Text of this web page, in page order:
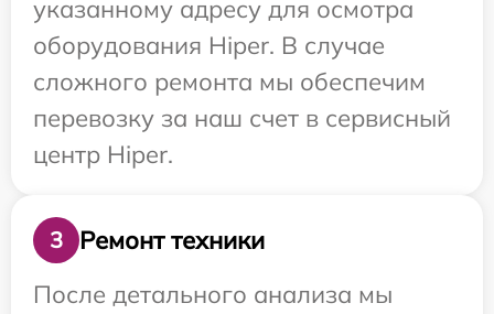
указанному адресу для осмотра
оборудования Hiper. В случае
сложного ремонта мы обеспечим
перевозку за наш счет в сервисный
центр Hiper.
3
Ремонт техники
После детального анализа мы